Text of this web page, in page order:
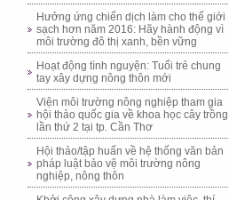
Hưởng ứng chiến dịch làm cho thế giới
sạch hơn năm 2016: Hãy hành động vì
môi trường đô thị xanh, bền vững
Hoạt động tình nguyện: Tuổi trẻ chung
tay xây dựng nông thôn mới
Viện môi trường nông nghiệp tham gia
hội thảo quốc gia về khoa học cây trồng
lần thứ 2 tại tp. Cần Thơ
Hội thảo/tập huấn về hệ thống văn bản
pháp luật bảo vệ môi trường nông
nghiệp, nông thôn